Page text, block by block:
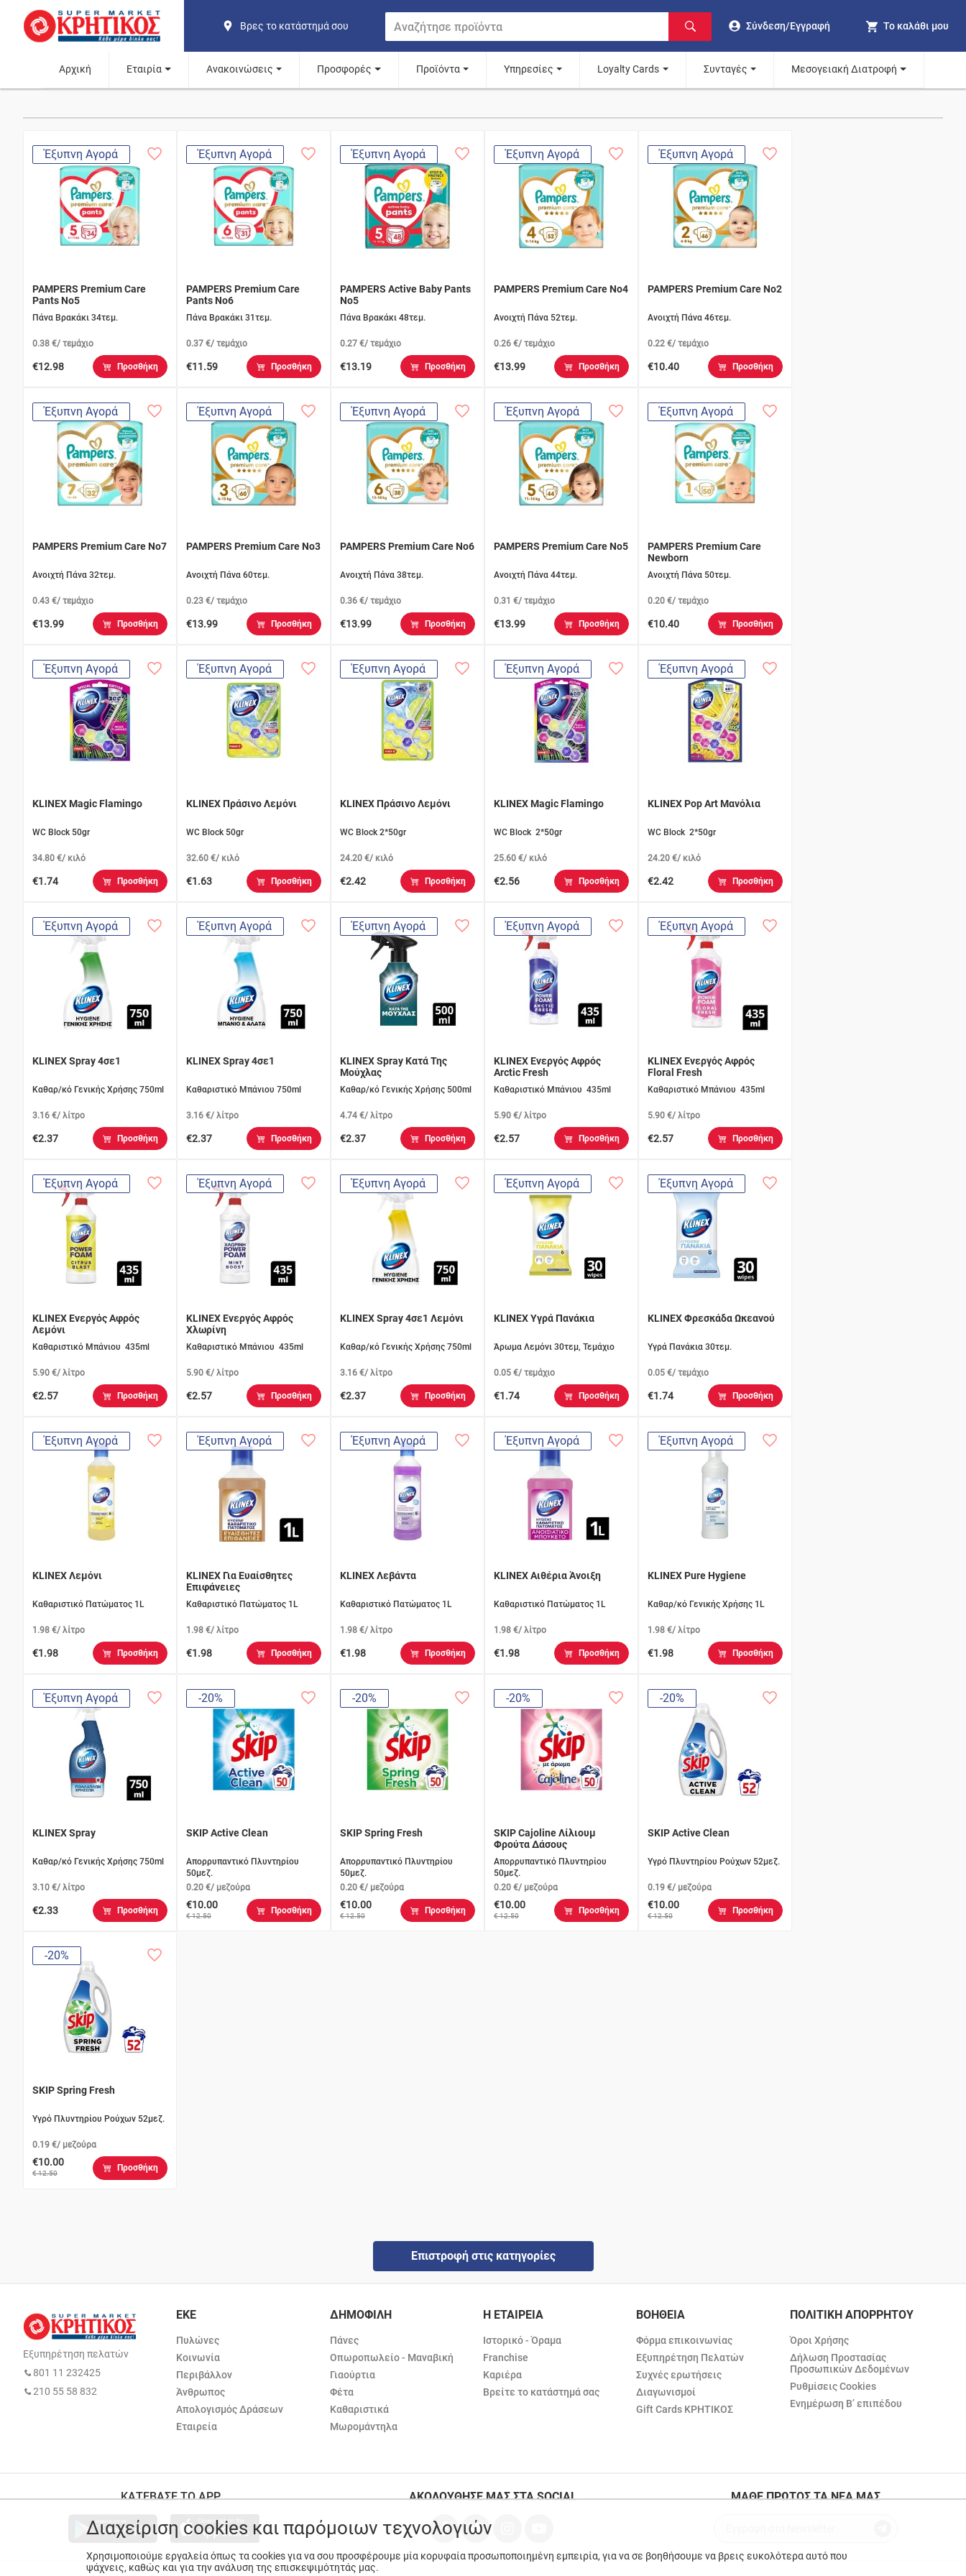
Βρες το κατάστημά σου Σύνδεση/Εγγραφή Το καλάθι μου
Αρχική Εταιρία Ανακοινώσεις Προσφορές Προϊόντα Υπηρεσίες Loyalty Cards Συνταγές Μεσογειακή Διατροφή
Έξυπνη Αγορά
PAMPERS Premium Care
Pants No5
Πάνα Βρακάκι 34τεμ.
0.38 €/ τεμάχιο
€12.98 Προσθήκη
Έξυπνη Αγορά
PAMPERS Premium Care
Pants No6
Πάνα Βρακάκι 31τεμ.
0.37 €/ τεμάχιο
€11.59 Προσθήκη
Έξυπνη Αγορά
PAMPERS Active Baby Pants
No5
Πάνα Βρακάκι 48τεμ.
0.27 €/ τεμάχιο
€13.19 Προσθήκη
Έξυπνη Αγορά
PAMPERS Premium Care No4
Ανοιχτή Πάνα 52τεμ.
0.26 €/ τεμάχιο
€13.99 Προσθήκη
Έξυπνη Αγορά
PAMPERS Premium Care No2
Ανοιχτή Πάνα 46τεμ.
0.22 €/ τεμάχιο
€10.40 Προσθήκη
Έξυπνη Αγορά
PAMPERS Premium Care No7
Ανοιχτή Πάνα 32τεμ.
0.43 €/ τεμάχιο
€13.99 Προσθήκη
Έξυπνη Αγορά
PAMPERS Premium Care No3
Ανοιχτή Πάνα 60τεμ.
0.23 €/ τεμάχιο
€13.99 Προσθήκη
Έξυπνη Αγορά
PAMPERS Premium Care No6
Ανοιχτή Πάνα 38τεμ.
0.36 €/ τεμάχιο
€13.99 Προσθήκη
Έξυπνη Αγορά
PAMPERS Premium Care No5
Ανοιχτή Πάνα 44τεμ.
0.31 €/ τεμάχιο
€13.99 Προσθήκη
Έξυπνη Αγορά
PAMPERS Premium Care
Newborn
Ανοιχτή Πάνα 50τεμ.
0.20 €/ τεμάχιο
€10.40 Προσθήκη
Έξυπνη Αγορά
KLINEX Magic Flamingo
WC Block 50gr
34.80 €/ κιλό
€1.74 Προσθήκη
Έξυπνη Αγορά
KLINEX Πράσινο Λεμόνι
WC Block 50gr
32.60 €/ κιλό
€1.63 Προσθήκη
Έξυπνη Αγορά
KLINEX Πράσινο Λεμόνι
WC Block 2*50gr
24.20 €/ κιλό
€2.42 Προσθήκη
Έξυπνη Αγορά
KLINEX Magic Flamingo
WC Block 2*50gr
25.60 €/ κιλό
€2.56 Προσθήκη
Έξυπνη Αγορά
KLINEX Pop Art Μανόλια
WC Block 2*50gr
24.20 €/ κιλό
€2.42 Προσθήκη
Έξυπνη Αγορά
KLINEX Spray 4σε1
Καθαρ/κό Γενικής Χρήσης 750ml
3.16 €/ λίτρο
€2.37 Προσθήκη
Έξυπνη Αγορά
KLINEX Spray 4σε1
Καθαριστικό Μπάνιου 750ml
3.16 €/ λίτρο
€2.37 Προσθήκη
Έξυπνη Αγορά
KLINEX Spray Κατά Της
Μούχλας
Καθαρ/κό Γενικής Χρήσης 500ml
4.74 €/ λίτρο
€2.37 Προσθήκη
Έξυπνη Αγορά
KLINEX Ενεργός Αφρός
Arctic Fresh
Καθαριστικό Μπάνιου 435ml
5.90 €/ λίτρο
€2.57 Προσθήκη
Έξυπνη Αγορά
KLINEX Ενεργός Αφρός
Floral Fresh
Καθαριστικό Μπάνιου 435ml
5.90 €/ λίτρο
€2.57 Προσθήκη
Έξυπνη Αγορά
KLINEX Ενεργός Αφρός
Λεμόνι
Καθαριστικό Μπάνιου 435ml
5.90 €/ λίτρο
€2.57 Προσθήκη
Έξυπνη Αγορά
KLINEX Ενεργός Αφρός
Χλωρίνη
Καθαριστικό Μπάνιου 435ml
5.90 €/ λίτρο
€2.57 Προσθήκη
Έξυπνη Αγορά
KLINEX Spray 4σε1 Λεμόνι
Καθαρ/κό Γενικής Χρήσης 750ml
3.16 €/ λίτρο
€2.37 Προσθήκη
Έξυπνη Αγορά
KLINEX Υγρά Πανάκια
Άρωμα Λεμόνι 30τεμ, Τεμάχιο
0.05 €/ τεμάχιο
€1.74 Προσθήκη
Έξυπνη Αγορά
KLINEX Φρεσκάδα Ωκεανού
Υγρά Πανάκια 30τεμ.
0.05 €/ τεμάχιο
€1.74 Προσθήκη
Έξυπνη Αγορά
KLINEX Λεμόνι
Καθαριστικό Πατώματος 1L
1.98 €/ λίτρο
€1.98 Προσθήκη
Έξυπνη Αγορά
KLINEX Για Ευαίσθητες
Επιφάνειες
Καθαριστικό Πατώματος 1L
1.98 €/ λίτρο
€1.98 Προσθήκη
Έξυπνη Αγορά
KLINEX Λεβάντα
Καθαριστικό Πατώματος 1L
1.98 €/ λίτρο
€1.98 Προσθήκη
Έξυπνη Αγορά
KLINEX Αιθέρια Άνοιξη
Καθαριστικό Πατώματος 1L
1.98 €/ λίτρο
€1.98 Προσθήκη
Έξυπνη Αγορά
KLINEX Pure Hygiene
Καθαρ/κό Γενικής Χρήσης 1L
1.98 €/ λίτρο
€1.98 Προσθήκη
Έξυπνη Αγορά
KLINEX Spray
Καθαρ/κό Γενικής Χρήσης 750ml
3.10 €/ λίτρο
€2.33 Προσθήκη
-20%
SKIP Active Clean
Απορρυπαντικό Πλυντηρίου
50μεζ.
0.20 €/ μεζούρα
€10.00
€ 12.50
Προσθήκη
-20%
SKIP Spring Fresh
Απορρυπαντικό Πλυντηρίου
50μεζ.
0.20 €/ μεζούρα
€10.00
€ 12.50
Προσθήκη
-20%
SKIP Cajoline Λίλιουμ
Φρούτα Δάσους
Απορρυπαντικό Πλυντηρίου
50μεζ.
0.20 €/ μεζούρα
€10.00
€ 12.50
Προσθήκη
-20%
SKIP Active Clean
Υγρό Πλυντηρίου Ρούχων 52μεζ.
0.19 €/ μεζούρα
€10.00
€ 12.50
Προσθήκη
-20%
SKIP Spring Fresh
Υγρό Πλυντηρίου Ρούχων 52μεζ.
0.19 €/ μεζούρα
€10.00
€ 12.50
Προσθήκη
Επιστροφή στις κατηγορίες
Εξυπηρέτηση πελατών
801 11 232425
210 55 58 832
ΕΚΕ
Πυλώνες
Κοινωνία
Περιβάλλον
Άνθρωπος
Απολογισμός Δράσεων
Εταιρεία
ΔΗΜΟΦΙΛΗ
Πάνες
Οπωροπωλείο - Μαναβική
Γιαούρτια
Φέτα
Καθαριστικά
Μωρομάντηλα
Η ΕΤΑΙΡΕΙΑ
Ιστορικό - Όραμα
Franchise
Καριέρα
Βρείτε το κατάστημά σας
ΒΟΗΘΕΙΑ
Φόρμα επικοινωνίας
Εξυπηρέτηση Πελατών
Συχνές ερωτήσεις
Διαγωνισμοί
Gift Cards ΚΡΗΤΙΚΟΣ
ΠΟΛΙΤΙΚΗ ΑΠΟΡΡΗΤΟΥ
Όροι Χρήσης
Δήλωση Προστασίας
Προσωπικών Δεδομένων
Ρυθμίσεις Cookies
Ενημέρωση Β’ επιπέδου
ΚΑΤΕΒΑΣΕ ΤΟ APP ΑΚΟΛΟΥΘΗΣΕ ΜΑΣ ΣΤΑ SOCIAL ΜΑΘΕ ΠΡΩΤΟΣ ΤΑ ΝΕΑ ΜΑΣ
Διαχείριση cookies και παρόμοιων τεχνολογιών
Χρησιμοποιούμε εργαλεία όπως τα cookies για να σου προσφέρουμε μία κορυφαία προσωποποιημένη εμπειρία, για να σε βοηθήσουμε να βρεις ευκολότερα αυτό που
ψάχνεις, καθώς και για την ανάλυση της επισκεψιμότητάς μας.